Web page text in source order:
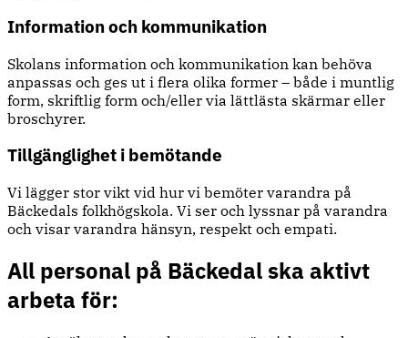
Information och kommunikation
Skolans information och kommunikation kan behöva
anpassas och ges ut i flera olika former – både i muntlig
form, skriftlig form och/eller via lättlästa skärmar eller
broschyrer.
Tillgänglighet i bemötande
Vi lägger stor vikt vid hur vi bemöter varandra på
Bäckedals folkhögskola. Vi ser och lyssnar på varandra
och visar varandra hänsyn, respekt och empati.
All personal på Bäckedal ska aktivt
arbeta för: